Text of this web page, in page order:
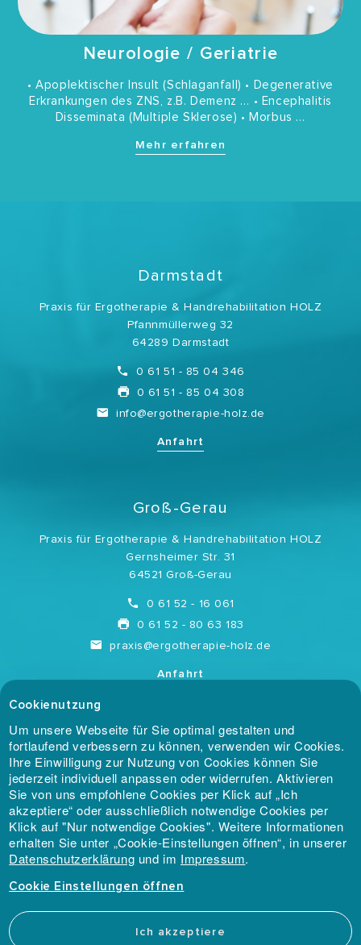
Neurologie / Geriatrie
• Apoplektischer Insult (Schlaganfall) • Degenerative
Erkrankungen des ZNS, z.B. Demenz … • Encephalitis
Disseminata (Multiple Sklerose) • Morbus …
Mehr erfahren
Cookie Einstellungen
Marketing / Usability
Google Analytics
Anbieter
Google LLC
Zweck
Ein Cookie zur Website-
Analyse von Google. Erzeugt
statistische Daten über die
Webauftritt-Nutztung der
Cookienutzung
Um unsere Webseite für Sie optimal gestalten und
fortlaufend verbessern zu können, verwenden wir Cookies.
Ihre Einwilligung zur Nutzung von Cookies können Sie
jederzeit individuell anpassen oder widerrufen. Aktivieren
Sie von uns empfohlene Cookies per Klick auf „Ich
akzeptiere“ oder ausschließlich notwendige Cookies per
Klick auf "Nur notwendige Cookies". Weitere Informationen
erhalten Sie unter „Cookie-Einstellungen öffnen“, in unserer
Datenschutzerklärung und im Impressum.
Cookie Einstellungen
Ich akzeptiere
Darmstadt
Praxis für Ergotherapie & Handrehabilitation HOLZ
Pfannmüllerweg 32
64289 Darmstadt
0 61 51 - 85 04 346
0 61 51 - 85 04 308
info@ergotherapie-holz.de
Anfahrt
Groß-Gerau
Praxis für Ergotherapie & Handrehabilitation HOLZ
Gernsheimer Str. 31
64521 Groß-Gerau
0 61 52 - 16 061
0 61 52 - 80 63 183
praxis@ergotherapie-holz.de
Anfahrt
Mitgliedschaften
Impressum· Datenschutz